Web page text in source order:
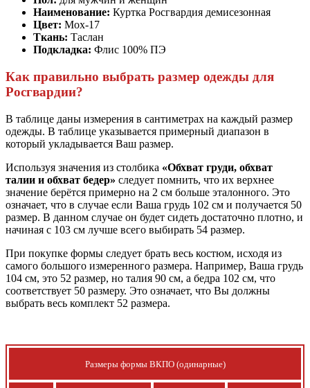
Наименование: Куртка Росгвардия демисезонная
Цвет: Мох-17
Ткань: Таслан
Подкладка: Флис 100% ПЭ
Как правильно выбрать размер одежды для
Росгвардии?
В таблице даны измерения в сантиметрах на каждый размер
одежды. В таблице указывается примерный диапазон в
который укладывается Ваш размер.
Используя значения из столбика «Обхват груди, обхват
талии и обхват бедер» следует помнить, что их верхнее
значение берётся примерно на 2 см больше эталонного. Это
означает, что в случае если Ваша грудь 102 см и получается 50
размер. В данном случае он будет сидеть достаточно плотно, и
начиная с 103 см лучше всего выбирать 54 размер.
При покупке формы следует брать весь костюм, исходя из
самого большого измеренного размера. Например, Ваша грудь
104 см, это 52 размер, но талия 90 см, а бедра 102 см, что
соответствует 50 размеру. Это означает, что Вы должны
выбрать весь комплект 52 размера.
Размеры формы ВКПО (одинарные)